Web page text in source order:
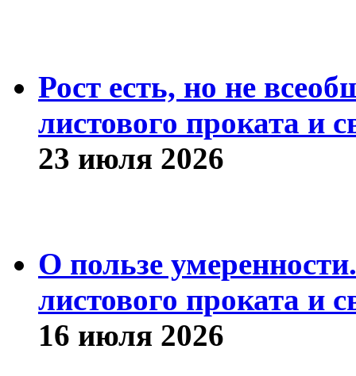
Рост есть, но не
листового проката и
23 июля 2026
О пользе
листового проката и
16 июля 2026